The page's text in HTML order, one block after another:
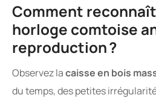
Comment
horloge comtoise
reproduction ?
Observez lacaisse en bois
du temps, des petites